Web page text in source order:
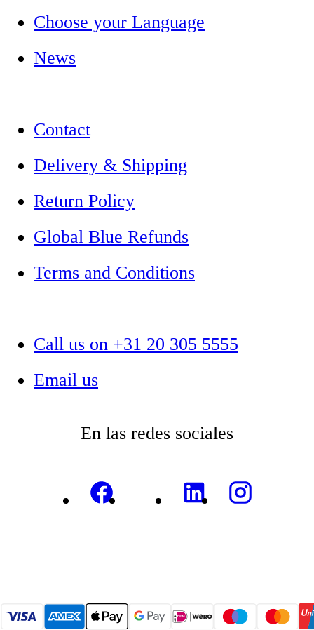
Choose your Language
News
Contact
Delivery & Shipping
Return Policy
Global Blue Refunds
Terms and Conditions
Call us on +31 20 305 5555
Email us
En las redes sociales